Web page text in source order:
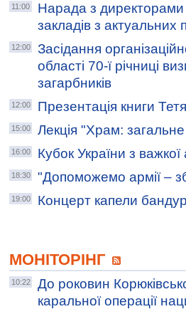
11:00
Нарада з директорами
закладів з актуальних
12:00
Засідання
області 70-ї річниці
загарбників
12:00 Презентація книги
15:00 Лекція "Храм:
16:00 Кубок України з
18:30 "Допоможемо армії –
19:00
Концерт капели
МОНІТОРІНГ
10:22
До роковин
каральної операції